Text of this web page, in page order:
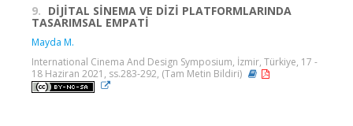
9. DİJİTAL SİNEMA VE DİZİ PLATFORMLARINDA
TASARIMSAL EMPATİ
Mayda M.
International Cinema And Design Symposium, İzmir, Türkiye, 17 -
18 Haziran 2021, ss.283-292, (Tam Metin Bildiri)